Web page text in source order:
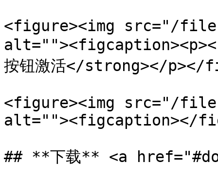
<figure><img src="/files/
按钮激活</strong></
<figure><img src="/
alt=""><figcaption></
## **下载** <a